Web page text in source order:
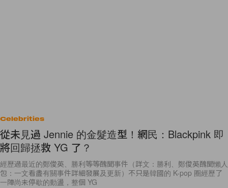
Celebrities
從未見過 Jennie 的金髮造型！網民：Blackpink 即
將回歸拯救 YG 了？
經歷過最近的鄭俊英、勝利等等醜聞事件（詳文：勝利、鄭俊英醜聞懶人
包：一文看盡有關事件詳細發展及更新）不只是韓國的 K-pop 圈經歷了
一陣尚未停歇的動盪，整個 YG